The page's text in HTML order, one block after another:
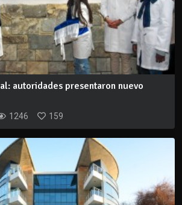
autoridades presentaron nuevo
1246 159